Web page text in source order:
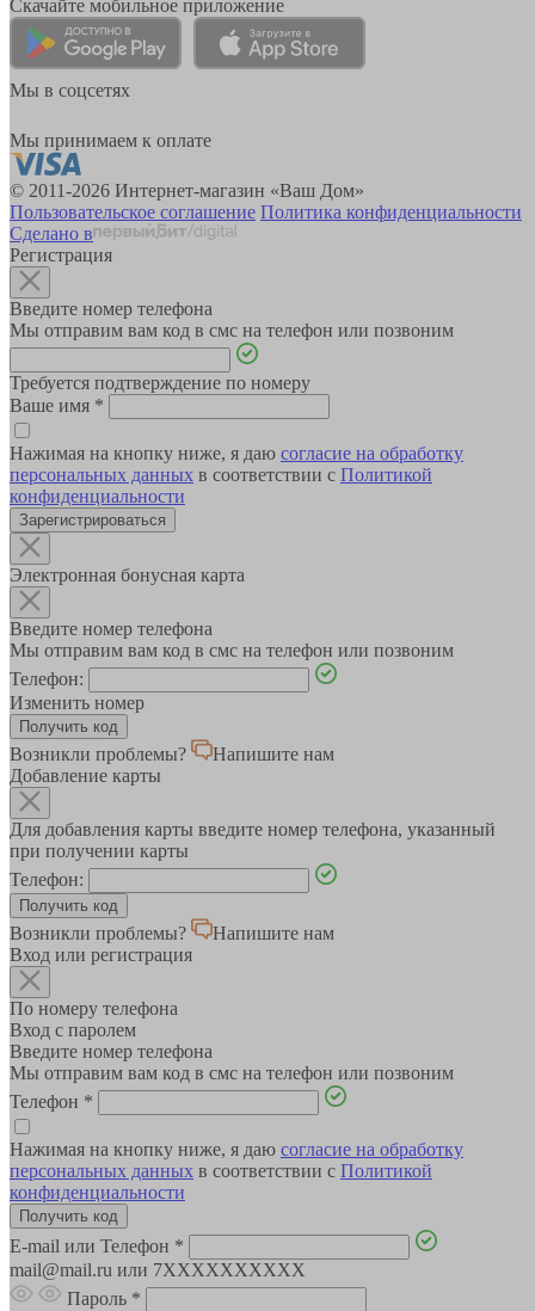
Скачайте мобильное приложение
Мы в соцсетях
Мы принимаем к оплате
© 2011-2026 Интернет-магазин «Ваш Дом»
Пользовательское соглашение Политика конфиденциальности
Сделано в
Регистрация
Введите номер телефона
Мы отправим вам код в смс на телефон или позвоним
Требуется подтверждение по номеру
Ваше имя *
Нажимая на кнопку ниже, я даю согласие на обработку
персональных данных в соответствии с Политикой
конфиденциальности
Зарегистрироваться
Электронная бонусная карта
Введите номер телефона
Мы отправим вам код в смс на телефон или позвоним
Телефон:
Изменить номер
Возникли проблемы?
Напишите нам
Добавление карты
Для добавления карты введите номер телефона, указанный
при получении карты
Телефон:
Возникли проблемы?
Напишите нам
Вход или регистрация
По номеру телефона
Вход с паролем
Введите номер телефона
Мы отправим вам код в смс на телефон или позвоним
Телефон *
Нажимая на кнопку ниже, я даю согласие на обработку
персональных данных в соответствии с Политикой
конфиденциальности
E-mail или Телефон *
mail@mail.ru или 7XXXXXXXXXX
Пароль *